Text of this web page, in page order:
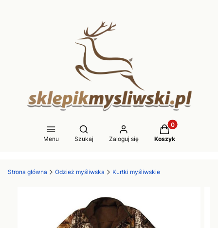
Menu
Otwórz wyszukiwarkę
Szukaj Zaloguj się
Produkty w
Koszyk
Strona główna Odzież myśliwska Kurtki myśliwskie